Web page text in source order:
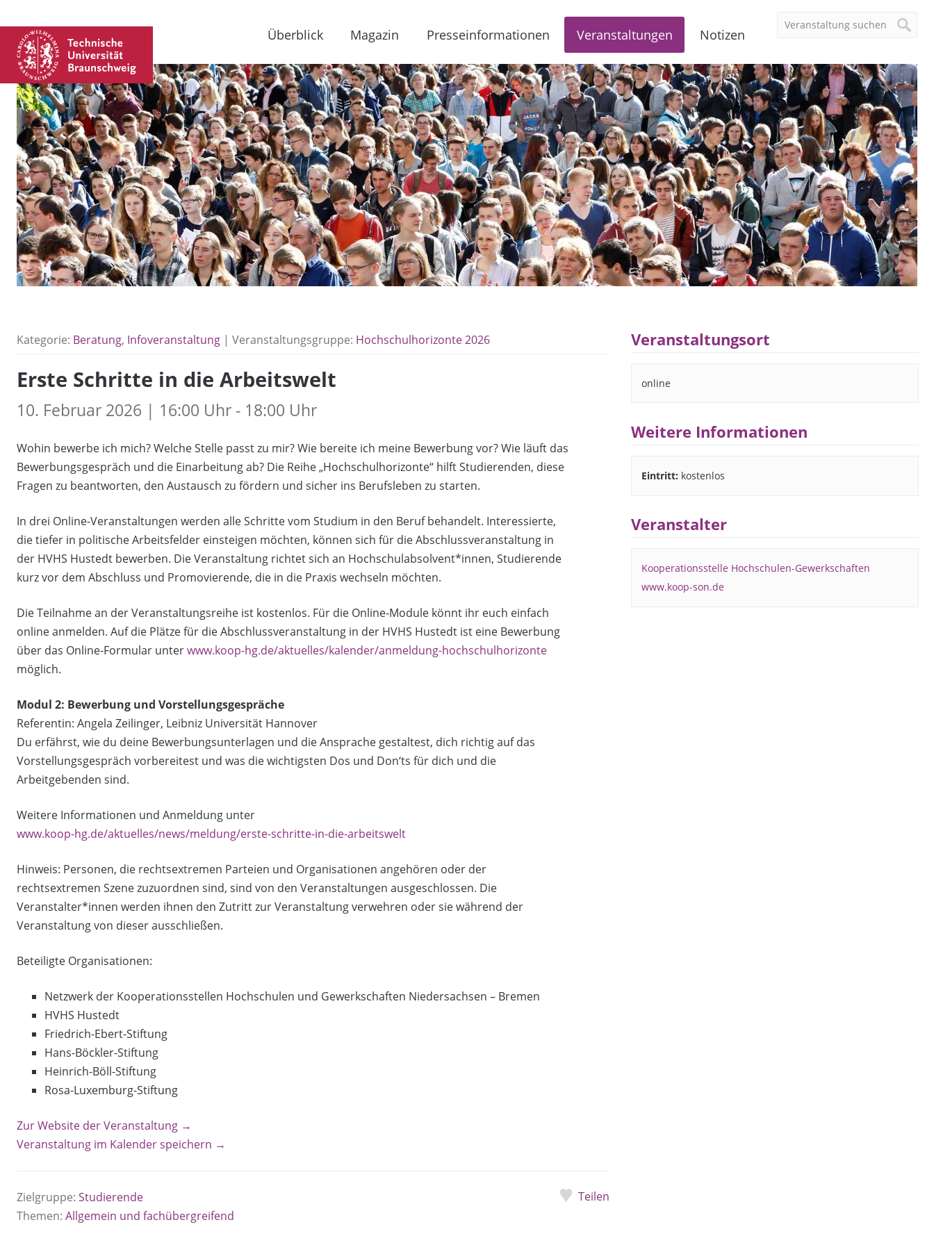
Überblick Magazin Presseinformationen Veranstaltungen Notizen
Kategorie: Beratung, Infoveranstaltung | Veranstaltungsgruppe: Hochschulhorizonte 2026
Erste Schritte in die Arbeitswelt
10. Februar 2026 | 16:00 Uhr - 18:00 Uhr
Wohin bewerbe ich mich? Welche Stelle passt zu mir? Wie bereite ich meine Bewerbung vor? Wie läuft das
Bewerbungsgespräch und die Einarbeitung ab? Die Reihe „Hochschulhorizonte“ hilft Studierenden, diese
Fragen zu beantworten, den Austausch zu fördern und sicher ins Berufsleben zu starten.
In drei Online-Veranstaltungen werden alle Schritte vom Studium in den Beruf behandelt. Interessierte,
die tiefer in politische Arbeitsfelder einsteigen möchten, können sich für die Abschlussveranstaltung in
der HVHS Hustedt bewerben. Die Veranstaltung richtet sich an Hochschulabsolvent*innen, Studierende
kurz vor dem Abschluss und Promovierende, die in die Praxis wechseln möchten.
Die Teilnahme an der Veranstaltungsreihe ist kostenlos. Für die Online-Module könnt ihr euch einfach
online anmelden. Auf die Plätze für die Abschlussveranstaltung in der HVHS Hustedt ist eine Bewerbung
über das Online-Formular unterwww.koop-hg.de/aktuelles/kalender/anmeldung-hochschulhorizonte
möglich.
Modul 2: Bewerbung und Vorstellungsgespräche
Referentin: Angela Zeilinger, Leibniz Universität Hannover
Du erfährst, wie du deine Bewerbungsunterlagen und die Ansprache gestaltest, dich richtig auf das
Vorstellungsgespräch vorbereitest und was die wichtigsten Dos und Don‘ts für dich und die
Arbeitgebenden sind.
Weitere Informationen und Anmeldung unter
www.koop-hg.de/aktuelles/news/meldung/erste-schritte-in-die-arbeitswelt
Hinweis: Personen, die rechtsextremen Parteien und Organisationen angehören oder der
rechtsextremen Szene zuzuordnen sind, sind von den Veranstaltungen ausgeschlossen. Die
Veranstalter*innen werden ihnen den Zutritt zur Veranstaltung verwehren oder sie während der
Veranstaltung von dieser ausschließen.
Beteiligte Organisationen:
Netzwerk der Kooperationsstellen Hochschulen und Gewerkschaften Niedersachsen – Bremen
HVHS Hustedt
Friedrich-Ebert-Stiftung
Hans-Böckler-Stiftung
Heinrich-Böll-Stiftung
Rosa-Luxemburg-Stiftung
Zur Website der Veranstaltung →
Veranstaltung im Kalender speichern →
Zielgruppe: Studierende
Themen: Allgemein und fachübergreifend
Teilen
Veranstaltungsort
online
Weitere Informationen
Eintritt: kostenlos
Veranstalter
Kooperationsstelle Hochschulen-Gewerkschaften
www.koop-son.de